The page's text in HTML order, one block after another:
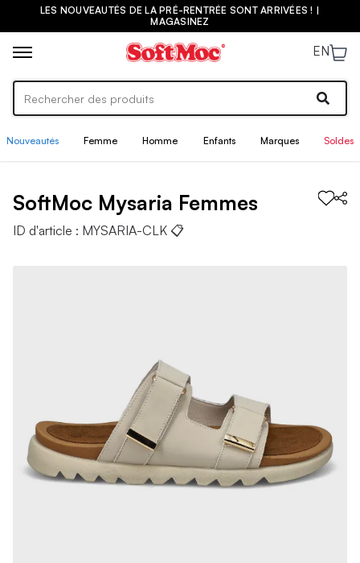
LES NOUVEAUTÉS DE LA PRÉ-RENTRÉE SONT ARRIVÉES ! |
MAGASINEZ
EN
Nouveautés Femme Homme Enfants Marques Soldes
SoftMoc Mysaria Femmes
ID d'article : MYSARIA-CLK 📋